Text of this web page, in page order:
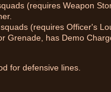
(requires Weapon
(requires Officer's
Grenade, has Demo
for defensive lines.